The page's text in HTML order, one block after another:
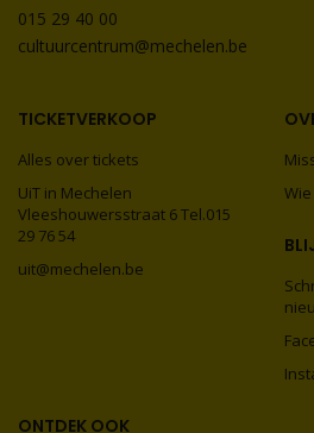
015 29 40 00
cultuurcentrum@mechelen.be
TICKETVERKOOP
Alles over tickets
UiT in Mechelen
Vleeshouwersstraat 6 Tel.015
29 76 54
uit@mechelen.be
ONTDEK OOK